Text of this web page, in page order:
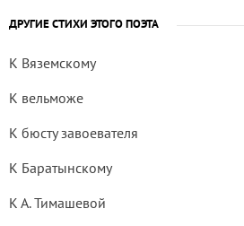
ДРУГИЕ СТИХИ ЭТОГО ПОЭТА
К Вяземскому
К вельможе
К бюсту завоевателя
К Баратынскому
К А. Тимашевой